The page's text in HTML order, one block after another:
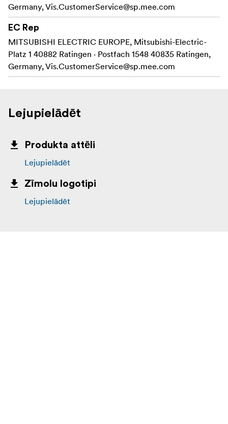
Germany, Vis.CustomerService@sp.mee.com
EC Rep
MITSUBISHI ELECTRIC EUROPE, Mitsubishi-Electric-
Platz 1 40882 Ratingen · Postfach 1548 40835 Ratingen,
Germany, Vis.CustomerService@sp.mee.com
Lejupielādēt
Produkta attēli
Lejupielādēt
Zīmolu logotipi
Lejupielādēt